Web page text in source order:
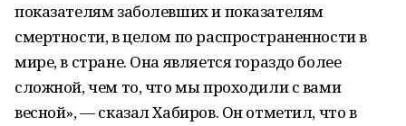
показателям заболевших и показателям
смертности, в целом по распространенности в
мире, в стране. Она является гораздо более
сложной, чем то, что мы проходили с вами
весной», — сказал Хабиров. Он отметил, что в